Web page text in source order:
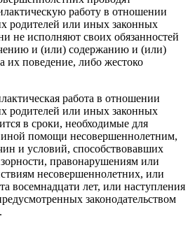
работу в отношении
родителей или иных законных
не исполняют своих обязанностей
и (или) содержанию и (или)
их поведение, либо жестоко
работа в отношении
родителей или иных законных
в сроки, необходимые для
иной помощи несовершеннолетним,
и условий, способствовавших
правонарушениям или
несовершеннолетних, или
восемнадцати лет, или наступления
законодательством